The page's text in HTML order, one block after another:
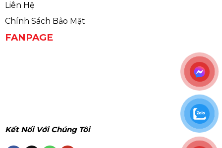
Liên Hệ
Chính Sách Bảo Mật
FANPAGE
Kết Nối Với Chúng Tôi